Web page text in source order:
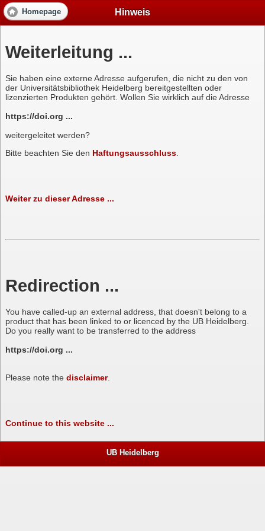
Homepage Hinweis
Weiterleitung ...
Sie haben eine externe Adresse aufgerufen, die nicht zu den von
der Universitätsbibliothek Heidelberg bereitgestellten oder
lizenzierten Produkten gehört. Wollen Sie wirklich auf die Adresse
https://doi.org ...
weitergeleitet werden?
Bitte beachten Sie den Haftungsausschluss.
Weiter zu dieser Adresse ...
Redirection ...
You have called-up an external address, that doesn't belong to a
product that has been linked to or licenced by the UB Heidelberg.
Do you really want to be transferred to the address
https://doi.org ...
Please note the disclaimer.
Continue to this website ...
UB Heidelberg